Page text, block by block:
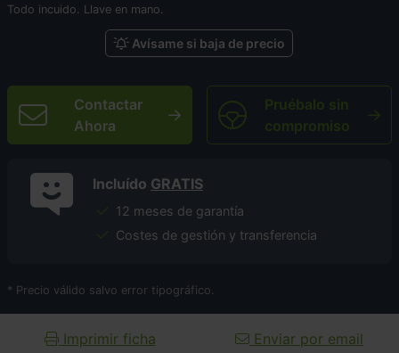
Todo incuido. Llave en mano.
Avísame si baja de precio
Contactar
Ahora
Pruébalo sin
compromiso
Incluído GRATIS
12 meses de garantía
Costes de gestión y transferencia
* Precio válido salvo error tipográfico.
Imprimir ficha Enviar por email